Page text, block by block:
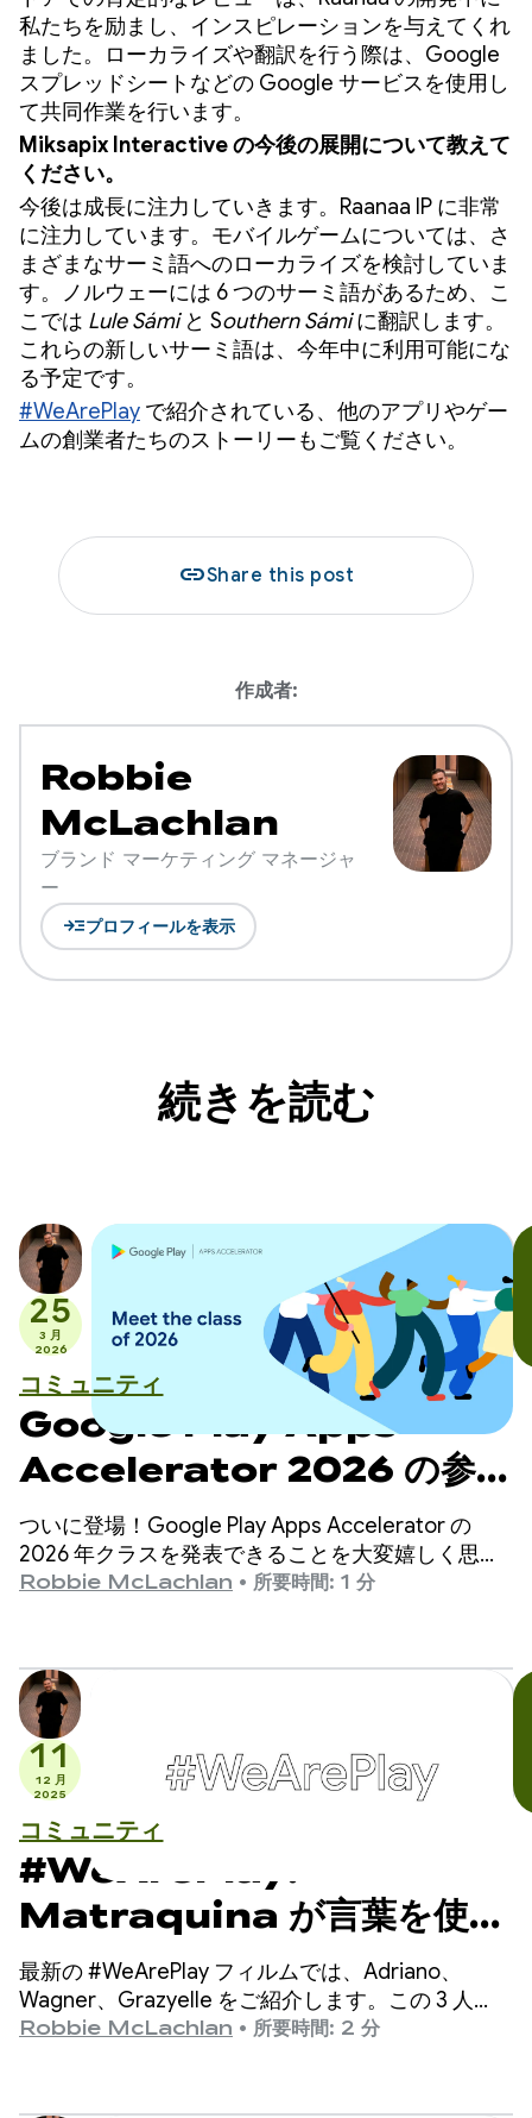
私たちを励まし、インスピレーションを与えてくれ
ました。ローカライズや翻訳を行う際は、Google
スプレッドシートなどの Google サービスを使用し
て共同作業を行います。
Miksapix Interactive の今後の展開について教えて
ください。
今後は成長に注力していきます。Raanaa IP に非常
に注力しています。モバイルゲームについては、さ
まざまなサーミ語へのローカライズを検討していま
す。ノルウェーには 6 つのサーミ語があるため、こ
こでは Lule Sámiと Southern Sámiに翻訳します。
これらの新しいサーミ語は、今年中に利用可能にな
る予定です。
#WeArePlay で紹介されている、他のアプリやゲー
ムの創業者たちのストーリーもご覧ください。
linkShare this post
作成者:
Robbie
McLachlan
ブランド マーケティング マネージャ
ー
read_moreプロフィールを表示
続きを読む
25
3 月
2026
コミュニティ
Google Play Apps
Accelerator 2026 の参加
企業をご紹介します
ついに登場！Google Play Apps Accelerator の
2026 年クラスを発表できることを大変嬉しく思い
ます。
Robbie McLachlan • 所要時間: 1 分
11
12 月
2025
コミュニティ
#WeArePlay:
Matraquina が言葉を使え
ない子供たちのコミュニケー
ションをどのように支援して
いるか
最新の #WeArePlay フィルムでは、Adriano、
Wagner、Grazyelle をご紹介します。この 3 人
は、80 か国以上で発語のない数千人の子どもたち
Robbie McLachlan • 所要時間: 2 分